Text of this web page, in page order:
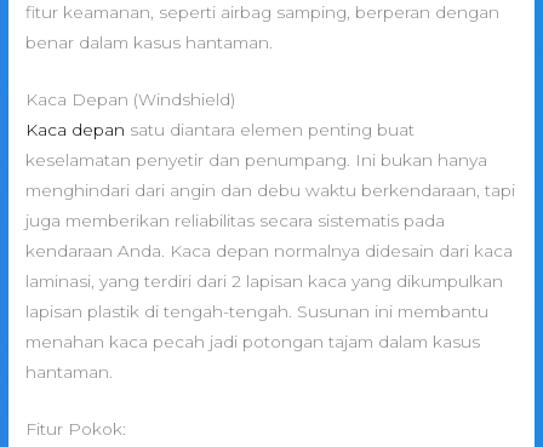
fitur keamanan, seperti airbag samping, berperan dengan
benar dalam kasus hantaman.
Kaca Depan (Windshield)
Kaca depan satu diantara elemen penting buat
keselamatan penyetir dan penumpang. Ini bukan hanya
menghindari dari angin dan debu waktu berkendaraan, tapi
juga memberikan reliabilitas secara sistematis pada
kendaraan Anda. Kaca depan normalnya didesain dari kaca
laminasi, yang terdiri dari 2 lapisan kaca yang dikumpulkan
lapisan plastik di tengah-tengah. Susunan ini membantu
menahan kaca pecah jadi potongan tajam dalam kasus
hantaman.
Fitur Pokok: